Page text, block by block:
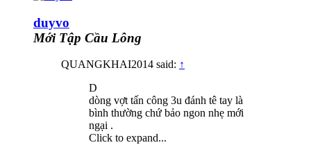
duyvo
Mới Tập Cầu Lông
QUANGKHAI2014 said: ↑
D
dòng vợt tấn công 3u đánh tê tay là
bình thường chứ bảo ngon nhẹ mới
ngại .
Click to expand...